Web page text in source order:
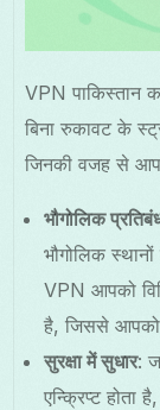
VPN पाकिस्तान
बिना रुकावट के
जिनकी वजह से
भौगोलिक
भौगोलिक
VPN आपको
है, जिससे आपको
सुरक्षा में सुधार:
एन्क्रिप्ट होता